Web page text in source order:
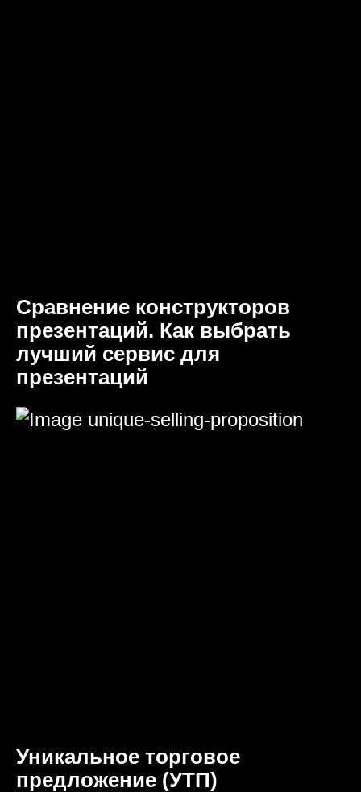
Сравнение конструкторов
презентаций. Как выбрать
лучший сервис для
презентаций
Уникальное торговое
предложение (УТП)